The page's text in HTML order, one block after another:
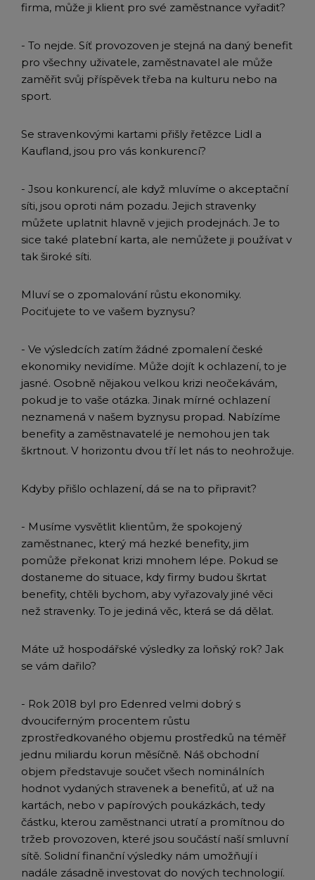
firma, může ji klient pro své zaměstnance vyřadit?
- To nejde. Síť provozoven je stejná na daný benefit
pro všechny uživatele, zaměstnavatel ale může
zaměřit svůj příspěvek třeba na kulturu nebo na
sport.
Se stravenkovými kartami přišly řetězce Lidl a
Kaufland, jsou pro vás konkurencí?
- Jsou konkurencí, ale když mluvíme o akceptační
síti, jsou oproti nám pozadu. Jejich stravenky
můžete uplatnit hlavně v jejich prodejnách. Je to
sice také platební karta, ale nemůžete ji používat v
tak široké síti.
Mluví se o zpomalování růstu ekonomiky.
Pociťujete to ve vašem byznysu?
- Ve výsledcích zatím žádné zpomalení české
ekonomiky nevidíme. Může dojít k ochlazení, to je
jasné. Osobně nějakou velkou krizi neočekávám,
pokud je to vaše otázka. Jinak mírné ochlazení
neznamená v našem byznysu propad. Nabízíme
benefity a zaměstnavatelé je nemohou jen tak
škrtnout. V horizontu dvou tří let nás to neohrožuje.
Kdyby přišlo ochlazení, dá se na to připravit?
- Musíme vysvětlit klientům, že spokojený
zaměstnanec, který má hezké benefity, jim
pomůže překonat krizi mnohem lépe. Pokud se
dostaneme do situace, kdy firmy budou škrtat
benefity, chtěli bychom, aby vyřazovaly jiné věci
než stravenky. To je jediná věc, která se dá dělat.
Máte už hospodářské výsledky za loňský rok? Jak
se vám dařilo?
- Rok 2018 byl pro Edenred velmi dobrý s
dvouciferným procentem růstu
zprostředkovaného objemu prostředků na téměř
jednu miliardu korun měsíčně. Náš obchodní
objem představuje součet všech nominálních
hodnot vydaných stravenek a benefitů, ať už na
kartách, nebo v papírových poukázkách, tedy
částku, kterou zaměstnanci utratí a promítnou do
tržeb provozoven, které jsou součástí naší smluvní
sítě. Solidní finanční výsledky nám umožňují i
nadále zásadně investovat do nových technologií.